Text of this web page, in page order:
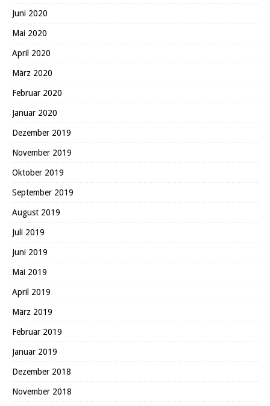
Juni 2020
Mai 2020
April 2020
März 2020
Februar 2020
Januar 2020
Dezember 2019
November 2019
Oktober 2019
September 2019
August 2019
Juli 2019
Juni 2019
Mai 2019
April 2019
März 2019
Februar 2019
Januar 2019
Dezember 2018
November 2018